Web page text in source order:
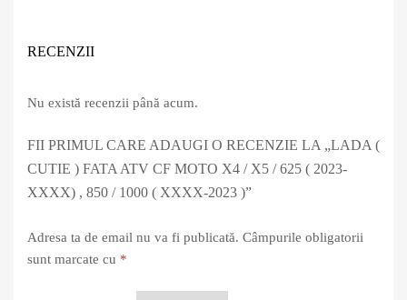
RECENZII
Nu există recenzii până acum.
FII PRIMUL CARE ADAUGI O RECENZIE LA „LADA (
CUTIE ) FATA ATV CF MOTO X4 / X5 / 625 ( 2023-
XXXX) , 850 / 1000 ( XXXX-2023 )”
Adresa ta de email nu va fi publicată. Câmpurile obligatorii
sunt marcate cu *